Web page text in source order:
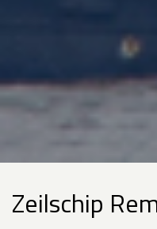
Zeilschip